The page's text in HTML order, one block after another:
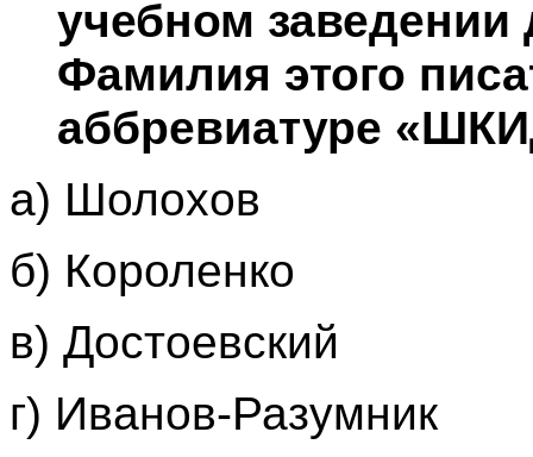
учебном заведении
Фамилия этого
аббревиатуре
а) Шолохов
б) Короленко
в) Достоевский
г) Иванов-Разумник